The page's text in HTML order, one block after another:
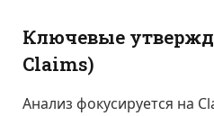
Ключевые
Claims)
Анализ фокусируется на